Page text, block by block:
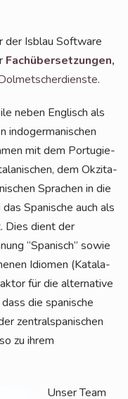
der Isblau Soft­ware
Fach­über­set­zun­gen,
.
neben Eng­lisch als
indo­ger­ma­ni­schen
mit dem Por­tu­gie­
dem Okzita­
Spra­chen in die
Spa­ni­sche auch als
Dies dient der
“Spa­nisch” sowie
Idio­men (Kata­la­
für die alter­na­ti­ve
die spa­ni­sche
zen­tral­spa­ni­schen
zu ihrem
Unser Team